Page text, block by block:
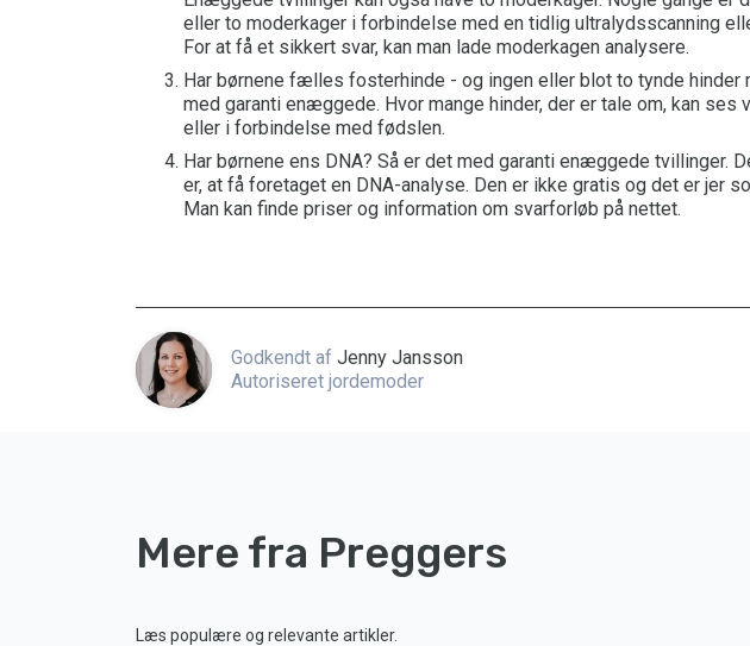
eller to moderkager i forbindelse med en tidlig ultralydsscanning
For at få et sikkert svar, kan man lade moderkagen analysere.
Har børnene fælles fosterhinde - og ingen eller blot to tynde hinder
med garanti enæggede. Hvor mange hinder, der er tale om, kan ses
eller i forbindelse med fødslen.
Har børnene ens DNA? Så er det med garanti enæggede tvillinger.
er, at få foretaget en DNA-analyse. Den er ikke gratis og det er jer
Man kan finde priser og information om svarforløb på nettet.
Godkendt af Jenny Jansson
Autoriseret jordemoder
Mere fra Preggers
Læs populære og relevante artikler.